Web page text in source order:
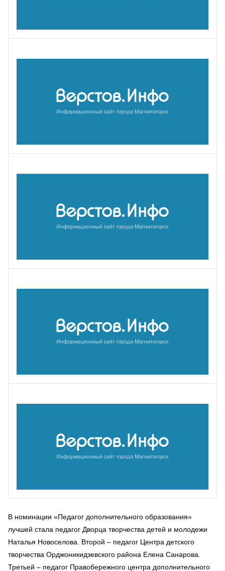
В номинации «Педагог дополнительного образования»
лучшей стала педагог Дворца творчества детей и молодежи
Наталья Новоселова. Второй – педагог Центра детского
творчества Орджоникидзевского района Елена Санарова.
Третьей – педагог Правобережного центра дополнительного